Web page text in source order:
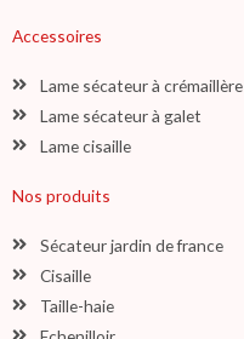
Accessoires
Lame sécateur à crémaillère
Lame sécateur à galet
Lame cisaille
Nos produits
Sécateur jardin de france
Cisaille
Taille-haie